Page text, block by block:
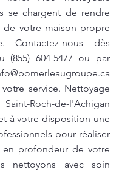
se chargent de rendre
de votre maison propre
Contactez-nous dès
(855) 604-5477 ou par
service. Nettoyage
Roch-de-l'Achigan
à votre disposition une
pour réaliser
en profondeur de votre
nettoyons avec soin